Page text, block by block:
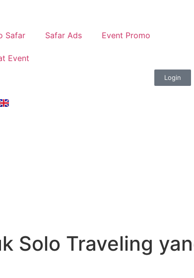
Safar Safar Ads Event Promo
Event
Login
Solo Traveling